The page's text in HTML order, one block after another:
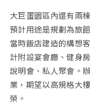
大巨蛋園區內還有兩
預計用途是規劃為旅
當時飯店建造的構想
計附設宴會廳、健身
說明會、私人聚會。
業，期望以高規格大
榮。